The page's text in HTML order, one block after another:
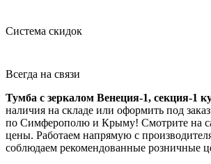
Система скидок
Всегда на связи
Тумба с зеркалом Венеция-1, секция-1
наличия на складе или оформить под
по Симферополю и Крыму! Смотрите на
цены. Работаем напрямую с
соблюдаем рекомендованные розничные